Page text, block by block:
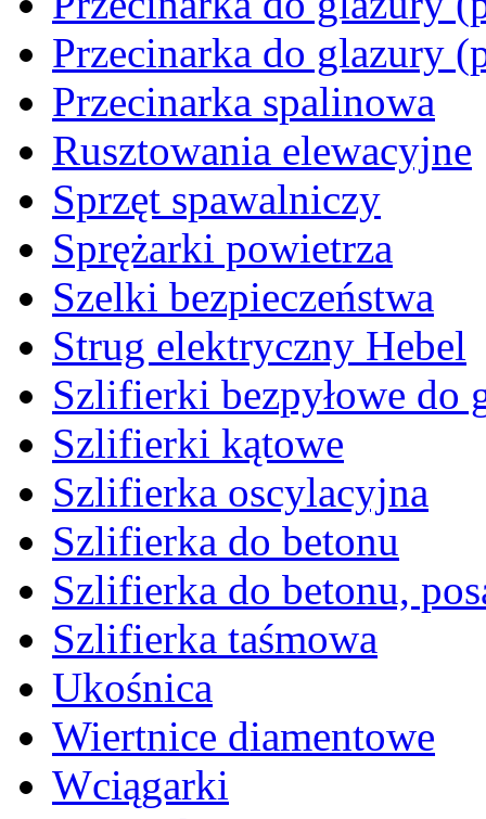
Przecinarka do glazury
Przecinarka spalinowa
Rusztowania elewacyjne
Sprzęt spawalniczy
Sprężarki powietrza
Szelki bezpieczeństwa
Strug elektryczny Hebel
Szlifierki bezpyłowe do
Szlifierki kątowe
Szlifierka oscylacyjna
Szlifierka do betonu
Szlifierka do betonu,
Szlifierka taśmowa
Ukośnica
Wiertnice diamentowe
Wciągarki